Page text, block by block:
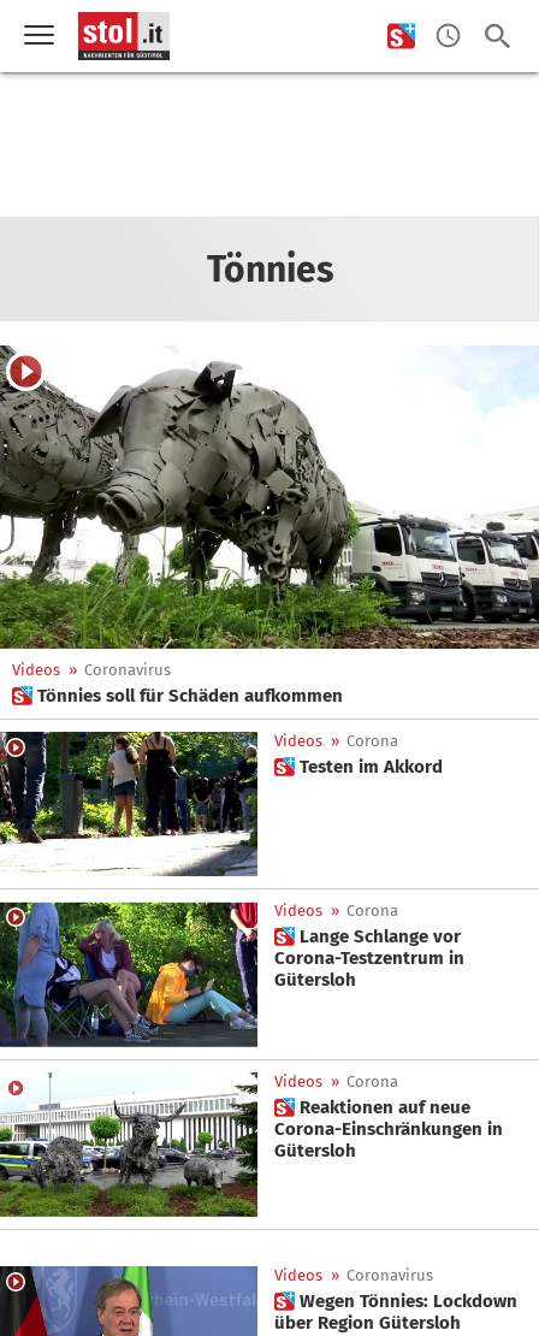
Tönnies
Videos » Coronavirus
 Tönnies soll für Schäden aufkommen
Videos » Corona
 Testen im Akkord
Videos » Corona
 Lange Schlange vor
Corona-Testzentrum in
Gütersloh
Videos » Corona
 Reaktionen auf neue
Corona-Einschränkungen in
Gütersloh
Videos » Coronavirus
 Wegen Tönnies: Lockdown
über Region Gütersloh